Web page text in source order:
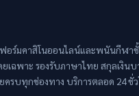
อร์มคาสิโนออนไลน์และพนันกีฬ
ยเฉพาะ รองรับภาษาไทย สกุลเงิน
ครบทุกช่องทาง บริการตลอด 24 ชั่